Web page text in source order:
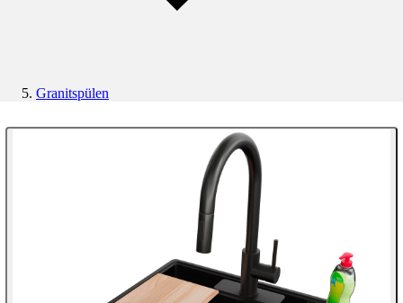
Granitspülen